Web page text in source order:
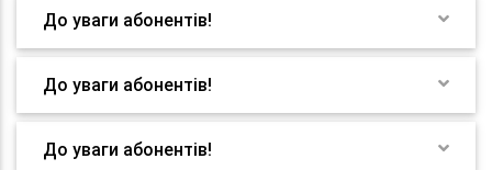
До уваги абонентів!
До уваги абонентів!
До уваги абонентів!